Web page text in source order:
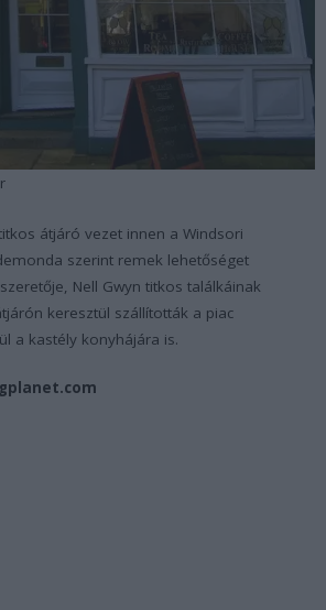
átjáró vezet innen a Windsori
szerint remek lehetőséget
Nell Gwyn titkos találkáinak
keresztül szállították a piac
a kastély konyhájára is.